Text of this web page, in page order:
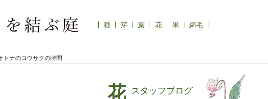
種 芽 葉 花 果 綿毛
トナのコウサクの時間
スタッフブログ